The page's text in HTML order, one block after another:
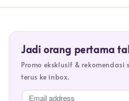
Jadi orang pertama
Promo eksklusif &
terus ke inbox.